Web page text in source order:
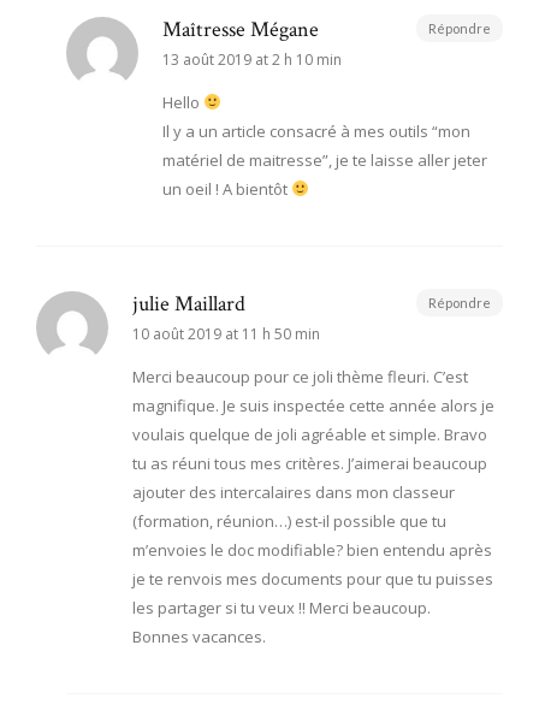
Maîtresse Mégane
13 août 2019 at 2 h 10 min
Hello
Il y a un article consacré à mes outils “mon
matériel de maitresse”, je te laisse aller jeter
un oeil ! A bientôt
Répondre
julie Maillard
10 août 2019 at 11 h 50 min
Merci beaucoup pour ce joli thème fleuri. C’est
magnifique. Je suis inspectée cette année alors je
voulais quelque de joli agréable et simple. Bravo
tu as réuni tous mes critères. J’aimerai beaucoup
ajouter des intercalaires dans mon classeur
(formation, réunion…) est-il possible que tu
m’envoies le doc modifiable? bien entendu après
je te renvois mes documents pour que tu puisses
les partager si tu veux !! Merci beaucoup.
Bonnes vacances.
Répondre